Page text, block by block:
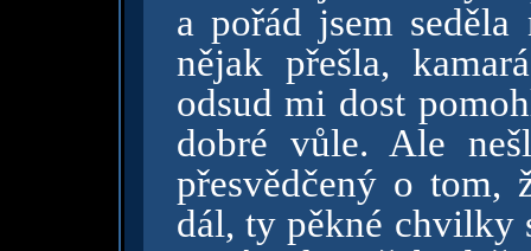
a pořád jsem
nějak přešla,
odsud mi dost
dobré vůle. Ale
přesvědčený o tom,
dál, ty pěkné chvilky